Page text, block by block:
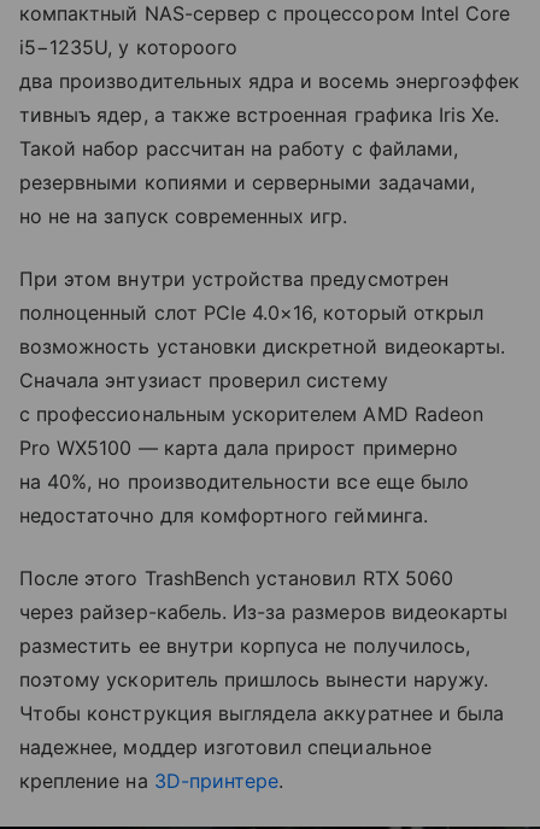
компактный NAS-сервер с процессором Intel Core
i5−1235U, у котороого
два производительных ядра и восемь энергоэффек
тивныъ ядер, а также встроенная графика Iris Xe.
Такой набор рассчитан на работу с файлами,
резервными копиями и серверными задачами,
но не на запуск современных игр.
При этом внутри устройства предусмотрен
полноценный слот PCIe 4.0×16, который открыл
возможность установки дискретной видеокарты.
Сначала энтузиаст проверил систему
с профессиональным ускорителем AMD Radeon
Pro WX5100 — карта дала прирост примерно
на 40%, но производительности все еще было
недостаточно для комфортного гейминга.
После этого TrashBench установил RTX 5060
через райзер-кабель. Из-за размеров видеокарты
разместить ее внутри корпуса не получилось,
поэтому ускоритель пришлось вынести наружу.
Чтобы конструкция выглядела аккуратнее и была
надежнее, моддер изготовил специальное
крепление на 3D-принтере.